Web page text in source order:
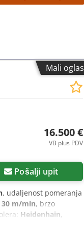
Mali oglas
16.500 €
VB plus PDV
Pošalji upit
, udaljenost pomeranja
30 m/min, brzo
Heidenhain,